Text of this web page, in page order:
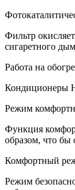
Фильтр
сигаретного
Работа на
Кондиционеры
Режим
Функция
образом, что бы
Комфортный
Режим